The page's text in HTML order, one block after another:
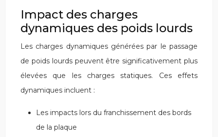
Impact des charges
dynamiques des poids lourds
Les charges dynamiques générées par le passage
de poids lourds peuvent être significativement plus
élevées que les charges statiques. Ces effets
dynamiques incluent :
Les impacts lors du franchissement des bords
de la plaque